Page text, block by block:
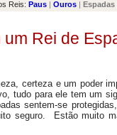
Reis: Paus| Ouros| Espadas
Rei de
certeza e um poder
tudo para ele tem um
sentem-se
seguro. Estão muito